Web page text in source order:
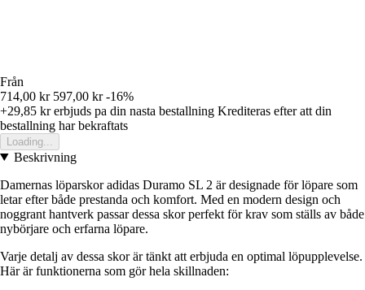
Från
714,00 kr 597,00 kr -16%
+29,85 krerbjuds pa din nasta bestallning Krediteras efter att din
bestallning har bekraftats
Loading...
Beskrivning
Damernas löparskor adidas Duramo SL 2 är designade för löpare som
letar efter både prestanda och komfort. Med en modern design och
noggrant hantverk passar dessa skor perfekt för krav som ställs av både
nybörjare och erfarna löpare.
Varje detalj av dessa skor är tänkt att erbjuda en optimal löpupplevelse.
Här är funktionerna som gör hela skillnaden: